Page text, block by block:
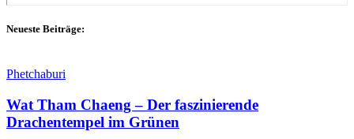
Neueste Beiträge:
Phetchaburi
Wat Tham Chaeng – Der faszinierende
Drachentempel im Grünen